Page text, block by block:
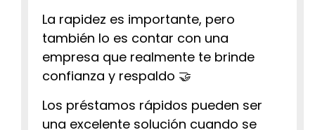
La rapidez es importante, pero
también lo es contar con una
empresa que realmente te brinde
confianza y respaldo 🤝
Los préstamos rápidos pueden ser
una excelente solución cuando se